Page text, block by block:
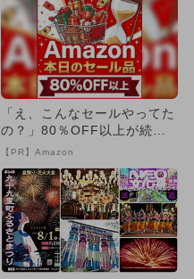
「え、こんなセールやってた
の？」80％OFF以上が続々
登場！Amazonの本気が...
【PR】Amazon